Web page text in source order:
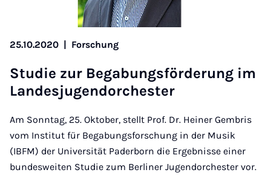
25.10.2020 Forschung
Stud­ie zur Beg­abungs­för­der­ung im
Landes­ju­gen­dorchester
Am Sonntag, 25. Oktober, stellt Prof. Dr. Heiner Gembris
vom Institut für Begabungsforschung in der Musik
(IBFM) der Universität Paderborn die Ergebnisse einer
bundesweiten Studie zum Berliner Jugendorchester vor.